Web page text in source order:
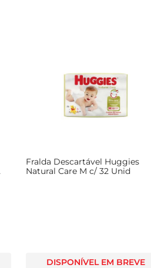
Fralda Descartável Huggies
Natural Care M c/ 32 Unid
DISPONÍVEL EM BREVE